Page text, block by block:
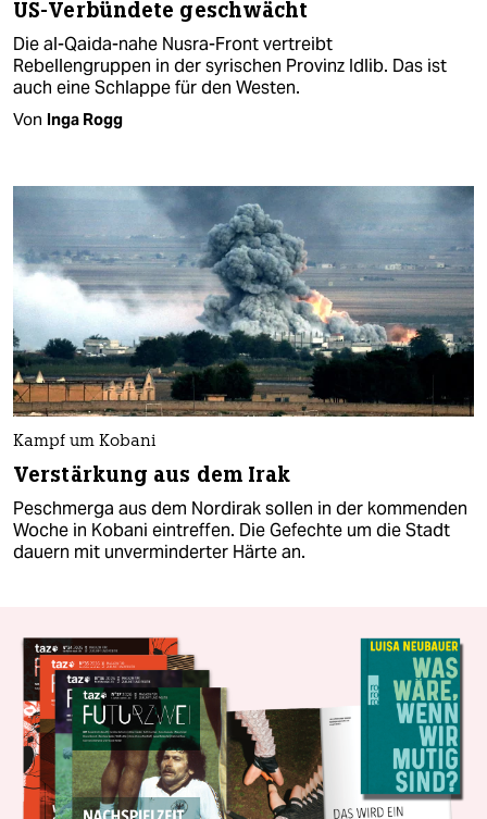
US-Verbündete geschwächt
Die al-Qaida-nahe Nusra-Front vertreibt
Rebellengruppen in der syrischen Provinz Idlib. Das ist
auch eine Schlappe für den Westen.
Von Inga Rogg
Kampf um Kobani
Verstärkung aus dem Irak
Peschmerga aus dem Nordirak sollen in der kommenden
Woche in Kobani eintreffen. Die Gefechte um die Stadt
dauern mit unverminderter Härte an.